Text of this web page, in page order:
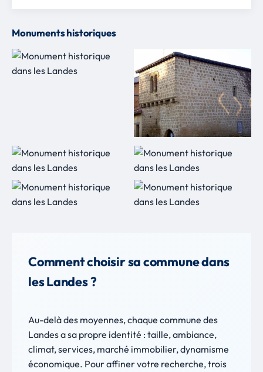
Monuments historiques
Comment choisir sa commune dans
les Landes ?
Au-delà des moyennes, chaque commune des
Landes a sa propre identité : taille, ambiance,
climat, services, marché immobilier, dynamisme
économique. Pour affiner votre recherche, trois